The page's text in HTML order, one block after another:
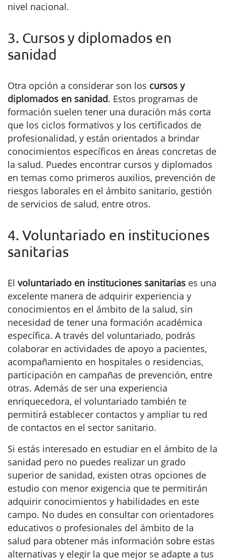
nivel nacional.
3. Cursos y diplomados en
sanidad
Otra opción a considerar son los cursos y
diplomados en sanidad. Estos programas de
formación suelen tener una duración más corta
que los ciclos formativos y los certificados de
profesionalidad, y están orientados a brindar
conocimientos específicos en áreas concretas de
la salud. Puedes encontrar cursos y diplomados
en temas como primeros auxilios, prevención de
riesgos laborales en el ámbito sanitario, gestión
de servicios de salud, entre otros.
4. Voluntariado en instituciones
sanitarias
El voluntariado en instituciones sanitarias es una
excelente manera de adquirir experiencia y
conocimientos en el ámbito de la salud, sin
necesidad de tener una formación académica
específica. A través del voluntariado, podrás
colaborar en actividades de apoyo a pacientes,
acompañamiento en hospitales o residencias,
participación en campañas de prevención, entre
otras. Además de ser una experiencia
enriquecedora, el voluntariado también te
permitirá establecer contactos y ampliar tu red
de contactos en el sector sanitario.
Si estás interesado en estudiar en el ámbito de la
sanidad pero no puedes realizar un grado
superior de sanidad, existen otras opciones de
estudio con menor exigencia que te permitirán
adquirir conocimientos y habilidades en este
campo. No dudes en consultar con orientadores
educativos o profesionales del ámbito de la
salud para obtener más información sobre estas
alternativas y elegir la que mejor se adapte a tus